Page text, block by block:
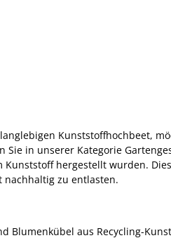
Kunststoffhochbeet,
Sie in unserer Kategorie
Kunststoff hergestellt wurden.
nachhaltig zu entlasten.
Blumenkübel aus Recycling-